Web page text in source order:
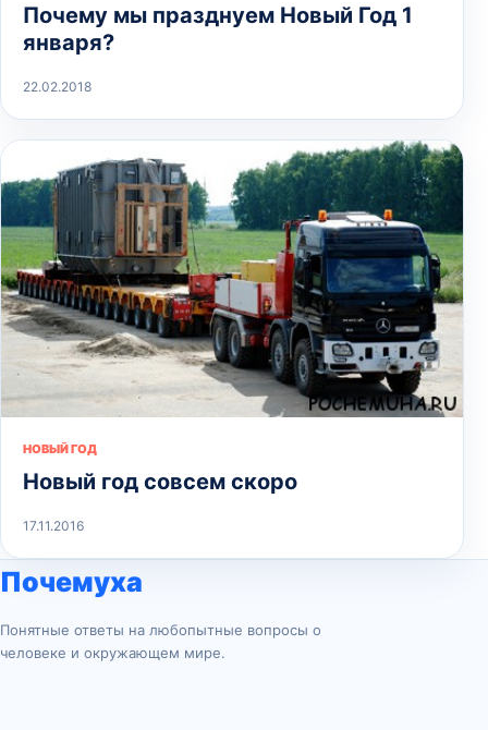
Почему мы празднуем Новый Год 1
января?
22.02.2018
НОВЫЙ ГОД
Новый год совсем скоро
17.11.2016
Почемуха
Понятные ответы на любопытные вопросы о
человеке и окружающем мире.